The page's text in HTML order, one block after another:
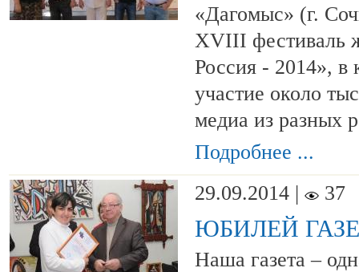
«Дагомыс» (г.
XVIII фестиваль
Россия - 2014», в
участие около
медиа из разных
Подробнее ...
29.09.2014 |
37
ЮБИЛЕЙ
Наша газета –